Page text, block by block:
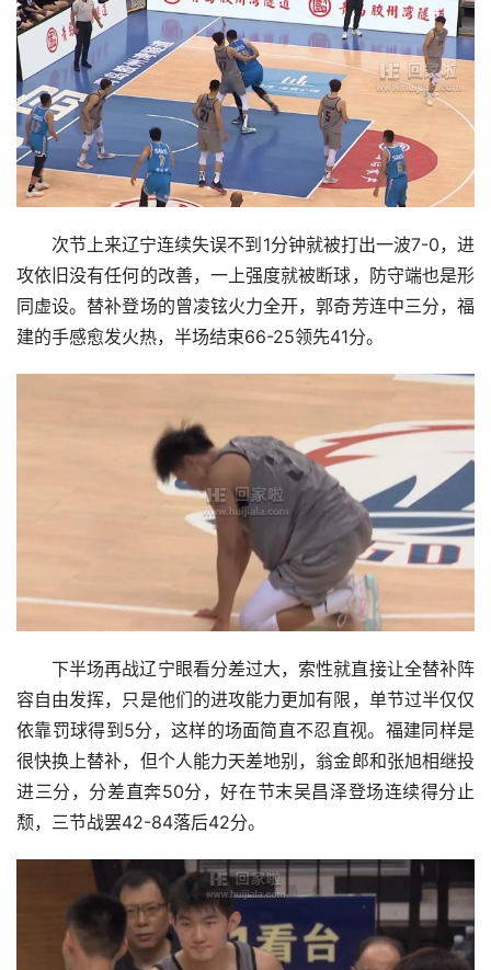
次节上来辽宁连续失误不到1分钟就被打出一波7-0，进
攻依旧没有任何的改善，一上强度就被断球，防守端也是形
同虚设。替补登场的曾凌铉火力全开，郭奇芳连中三分，福
建的手感愈发火热，半场结束66-25领先41分。
下半场再战辽宁眼看分差过大，索性就直接让全替补阵
容自由发挥，只是他们的进攻能力更加有限，单节过半仅仅
依靠罚球得到5分，这样的场面简直不忍直视。福建同样是
很快换上替补，但个人能力天差地别，翁金郎和张旭相继投
进三分，分差直奔50分，好在节末吴昌泽登场连续得分止
颓，三节战罢42-84落后42分。